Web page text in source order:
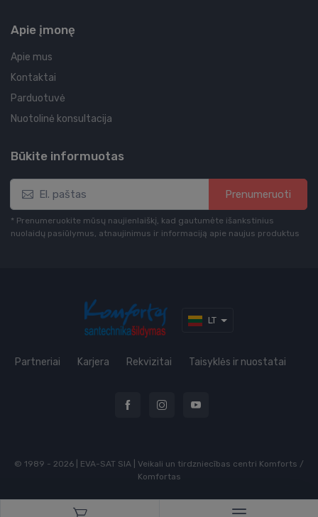
Apie įmonę
Apie mus
Kontaktai
Parduotuvė
Nuotolinė konsultacija
Būkite informuotas
Prenumeruoti
* Prenumeruokite mūsų naujienlaiškį, kad gautumėte išankstinius
nuolaidų pasiūlymus, atnaujinimus ir informaciją apie naujus produktus
LT
Partneriai Karjera Rekvizitai Taisyklės ir nuostatai
© 1989 - 2026 | EVA-SAT SIA | Veikali un tirdzniecības centri Komforts /
Komfortas